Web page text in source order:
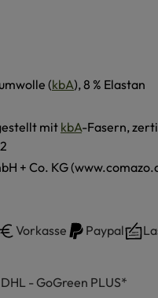
(kbA), 8 % Elastan
mit kbA-Fasern,
+ Co. KG
Vorkasse Paypal
- GoGreen PLUS*